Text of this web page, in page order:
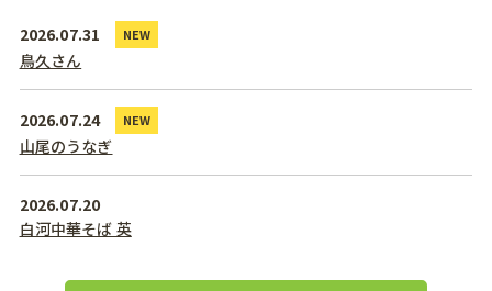
2026.07.31 NEW
鳥久さん
2026.07.24 NEW
山尾のうなぎ
2026.07.20
白河中華そば 英